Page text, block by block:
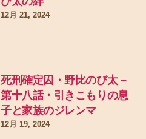
12月 21, 2024
死刑確定囚・野比のび太 –
第十八話・引きこもりの息
子と家族のジレンマ
12月 19, 2024